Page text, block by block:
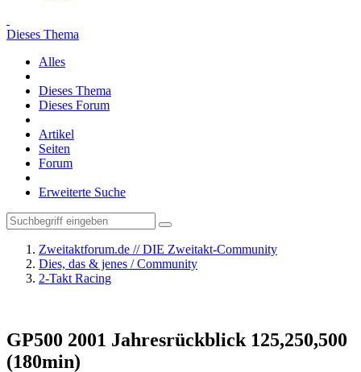
Dieses Thema
Alles
Dieses Thema
Dieses Forum
Artikel
Seiten
Forum
Erweiterte Suche
Zweitaktforum.de // DIE Zweitakt-Community
Dies, das & jenes / Community
2-Takt Racing
GP500 2001 Jahresrückblick 125,250,500
(180min)